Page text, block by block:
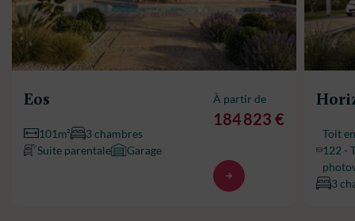
Eos
101m²
3 chambres
Suite parentale
Garage
À partir de
184 823 €
Toit
122 -
3